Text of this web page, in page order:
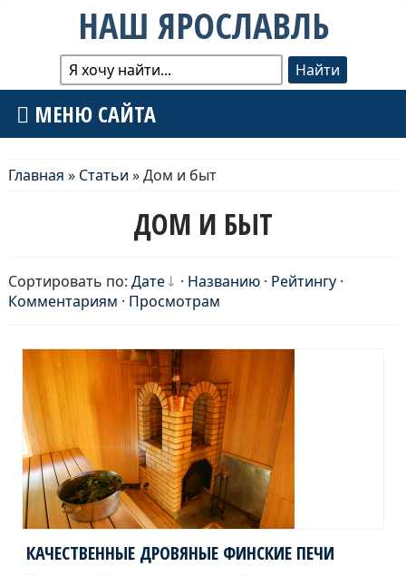
НАШ ЯРОСЛАВЛЬ
МЕНЮ САЙТА
Главная » Статьи » Дом и быт
ДОМ И БЫТ
Сортировать по: Дате · Названию· Рейтингу·
Комментариям · Просмотрам
КАЧЕСТВЕННЫЕ ДРОВЯНЫЕ ФИНСКИЕ ПЕЧИ